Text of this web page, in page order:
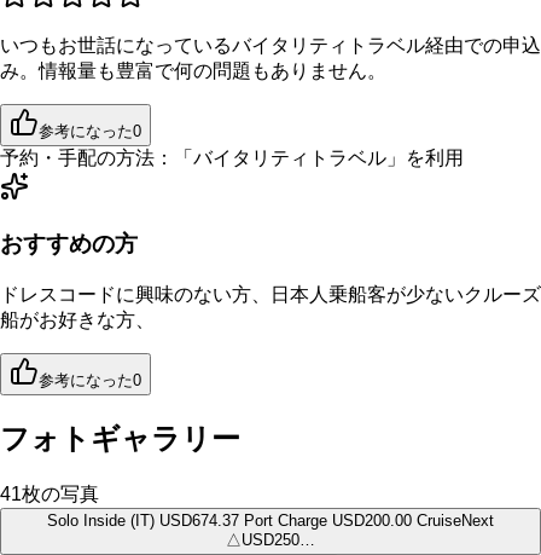
いつもお世話になっているバイタリティトラベル経由での申込
み。情報量も豊富で何の問題もありません。
参考になった0
予約・手配の方法： 「 バイタリティトラベル 」を利用
おすすめの方
ドレスコードに興味のない方、日本人乗船客が少ないクルーズ
船がお好きな方、
参考になった0
フォトギャラリー
41枚の写真
Solo Inside (IT) USD674.37 Port Charge USD200.00 CruiseNext
△USD250…